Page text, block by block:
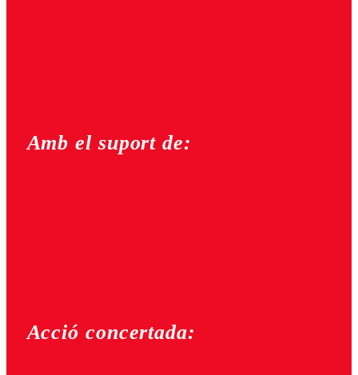
Amb el suport de:
Acció concertada: